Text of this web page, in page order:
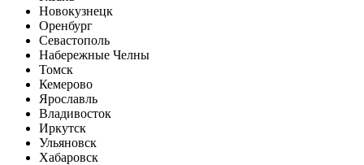
Новокузнецк
Оренбург
Севастополь
Набережные Челны
Томск
Кемерово
Ярославль
Владивосток
Иркутск
Ульяновск
Хабаровск